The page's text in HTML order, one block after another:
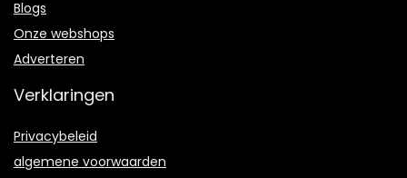
Blogs
Onze webshops
Adverteren
Verklaringen
Privacybeleid
algemene voorwaarden